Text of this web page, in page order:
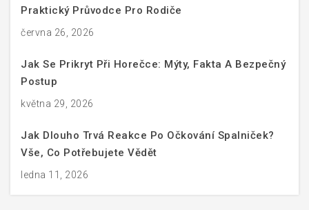
Praktický Průvodce Pro Rodiče
června 26, 2026
Jak Se Prikryt Při Horečce: Mýty, Fakta A Bezpečný
Postup
května 29, 2026
Jak Dlouho Trvá Reakce Po Očkování Spalniček?
Vše, Co Potřebujete Vědět
ledna 11, 2026